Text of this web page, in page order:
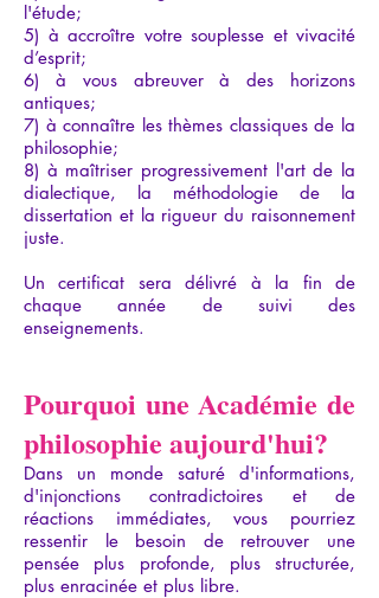
l'étude;
5) à accroître votre souplesse et vivacité
d’esprit;
6) à vous abreuver à des horizons
antiques;
7) à connaître les thèmes classiques de la
philosophie;
8) à maîtriser progressivement l'art de la
dialectique, la méthodologie de la
dissertation et la rigueur du raisonnement
juste.
Un certificat sera délivré à la fin de
chaque année de suivi des
enseignements.
​​​​​​​​​​​​Pourquoi une Académie de
philosophie aujourd'hui?
Dans un monde saturé d'informations,
d'injonctions contradictoires et de
réactions immédiates, vous pourriez
ressentir le besoin de retrouver une
pensée plus profonde, plus structurée,
plus enracinée et plus libre.